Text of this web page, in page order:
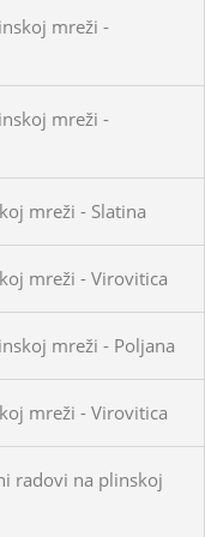
mreži -
mreži -
mreži - Slatina
mreži - Virovitica
mreži - Poljana
mreži - Virovitica
radovi na plinskoj